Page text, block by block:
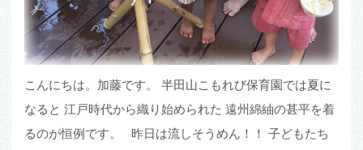
こんにちは。加藤です。 半田山こもれび保育園では夏に
なると 江戸時代から織り始められた 遠州綿紬の甚平を着
るのが恒例です。 昨日は流しそうめん！！ 子どもたち